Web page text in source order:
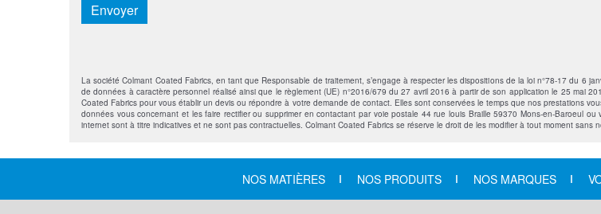
Envoyer
La société Colmant Coated Fabrics, en tant que Responsable de traitement, s’engage à respecter les dispositions de la loi n°78-17 du 6
de données à caractère personnel réalisé ainsi que le règlement (UE) n°2016/679 du 27 avril 2016 à partir de son application le 25 mai
Coated Fabrics pour vous établir un devis ou répondre à votre demande de contact. Elles sont conservées le temps que nos prestations
données vous concernant et les faire rectifier ou supprimer en contactant par voie postale 44 rue louis Braille 59370 Mons-en-Baroeul ou
internet sont à titre indicatives et ne sont pas contractuelles. Colmant Coated Fabrics se réserve le droit de les modifier à tout moment sans
NOS MATIÈRES NOS PRODUITS NOS MARQUES